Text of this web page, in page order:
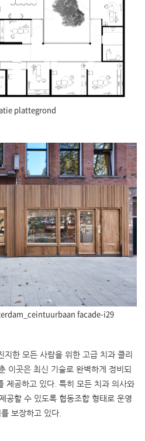
plattegrond
facade-i29
한 모든 사람을 위한 고급 치과 클리
이곳은 최신 기술로 완벽하게 정비되
제공하고 있다. 특히 모든 치과 의사와
공할 수 있도록 협동조합 형태로 운영
보장하고 있다